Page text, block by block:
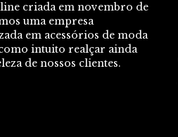
criada em novembro de
uma empresa
em acessórios de moda
intuito realçar ainda
de nossos clientes.